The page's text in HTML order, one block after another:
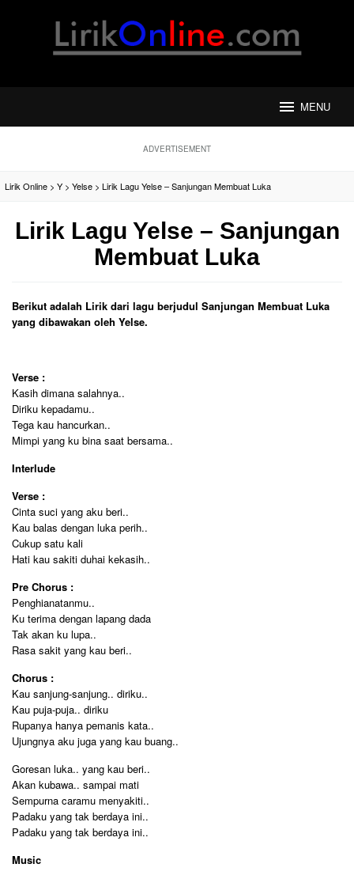
MENU
ADVERTISEMENT
Lirik Online > Y > Yelse > Lirik Lagu Yelse – Sanjungan Membuat Luka
Lirik Lagu Yelse – Sanjungan
Membuat Luka
Berikut adalah Lirik dari lagu berjudul Sanjungan Membuat Luka
yang dibawakan oleh Yelse.
Verse :
Kasih dimana salahnya..
Diriku kepadamu..
Tega kau hancurkan..
Mimpi yang ku bina saat bersama..
Interlude
Verse :
Cinta suci yang aku beri..
Kau balas dengan luka perih..
Cukup satu kali
Hati kau sakiti duhai kekasih..
Pre Chorus :
Penghianatanmu..
Ku terima dengan lapang dada
Tak akan ku lupa..
Rasa sakit yang kau beri..
Chorus :
Kau sanjung-sanjung.. diriku..
Kau puja-puja.. diriku
Rupanya hanya pemanis kata..
Ujungnya aku juga yang kau buang..
Goresan luka.. yang kau beri..
Akan kubawa.. sampai mati
Sempurna caramu menyakiti..
Padaku yang tak berdaya ini..
Padaku yang tak berdaya ini..
Music